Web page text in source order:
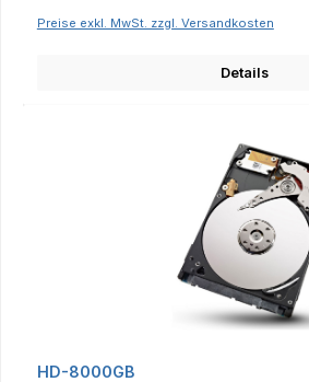
Preise exkl. MwSt. zzgl. Versandkosten
Details
HD-8000GB